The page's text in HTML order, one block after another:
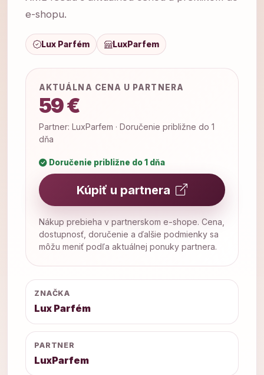
e-shopu.
Lux Parfém LuxParfem
AKTUÁLNA CENA U PARTNERA
59 €
Partner: LuxParfem · Doručenie približne do 1
dňa
Doručenie približne do 1 dňa
Kúpiť u partnera
Nákup prebieha v partnerskom e-shope. Cena,
dostupnosť, doručenie a ďalšie podmienky sa
môžu meniť podľa aktuálnej ponuky partnera.
ZNAČKA
Lux Parfém
PARTNER
LuxParfem